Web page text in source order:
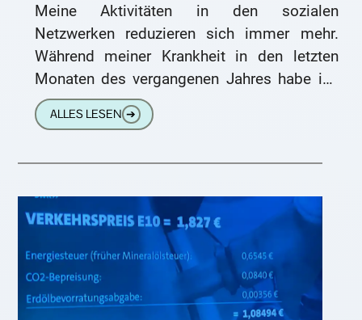
Meine Aktivitäten in den sozialen
Netzwerken reduzieren sich immer mehr.
Während meiner Krankheit in den letzten
Monaten des vergangenen Jahres habe ich
mir ein YouTube-Premium-Abo gegönnt, um
vom Krankenbett aus
ALLES LESEN ➔